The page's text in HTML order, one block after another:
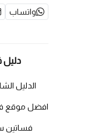
واتساب
دليل
الدليل
افضل موقع
فساتين